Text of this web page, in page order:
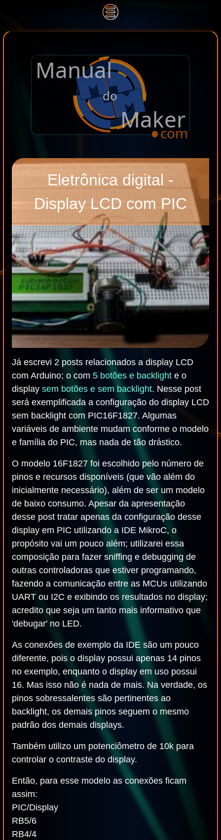
Manual
do
Maker
.com
Eletrônica digital -
Display LCD com PIC
Já escrevi 2 posts relacionados a display LCD
com Arduino; o com 5 botões e backlight e o
display sem botões e sem backlight. Nesse post
será exemplificada a configuração do display LCD
sem backlight com PIC16F1827. Algumas
variáveis de ambiente mudam conforme o modelo
e família do PIC, mas nada de tão drástico.
O modelo 16F1827 foi escolhido pelo número de
pinos e recursos disponíveis (que vão além do
inicialmente necessário), além de ser um modelo
de baixo consumo. Apesar da apresentação
desse post tratar apenas da configuração desse
display em PIC utilizando a IDE MikroC, o
propósito vai um pouco além; utilizarei essa
composição para fazer sniffing e debugging de
outras controladoras que estiver programando,
fazendo a comunicação entre as MCUs utilizando
UART ou I2C e exibindo os resultados no display;
acredito que seja um tanto mais informativo que
'debugar' no LED.
As conexões de exemplo da IDE são um pouco
diferente, pois o display possui apenas 14 pinos
no exemplo, enquanto o display em uso possui
16. Mas isso não é nada de mais. Na verdade, os
pinos sobressalentes são pertinentes ao
backlight, os demais pinos seguem o mesmo
padrão dos demais displays.
Também utilizo um potenciômetro de 10k para
controlar o contraste do display.
Então, para esse modelo as conexões ficam
assim:
PIC/Display
RB5/6
RB4/4